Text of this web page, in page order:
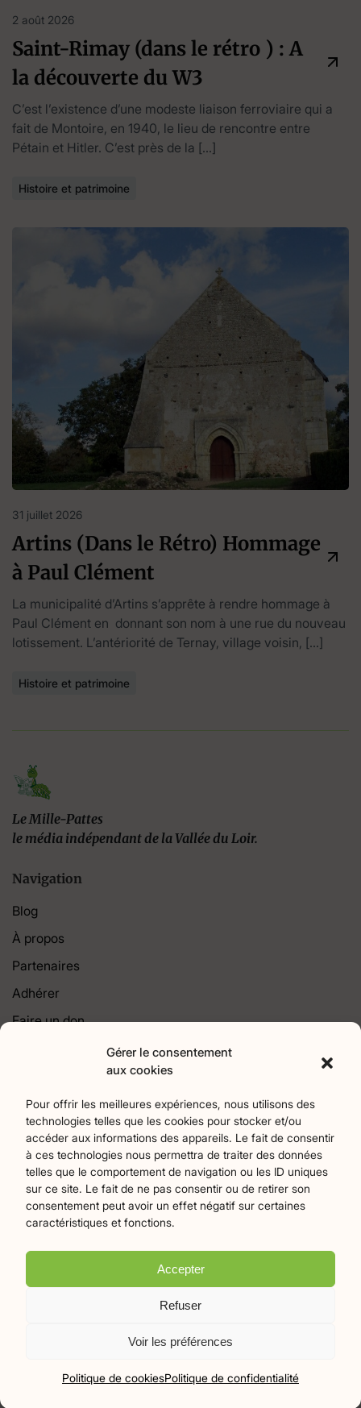
Gérer le consentement
aux cookies
Pour offrir les meilleures expériences, nous utilisons des
technologies telles que les cookies pour stocker et/ou
accéder aux informations des appareils. Le fait de consentir
à ces technologies nous permettra de traiter des données
telles que le comportement de navigation ou les ID uniques
sur ce site. Le fait de ne pas consentir ou de retirer son
consentement peut avoir un effet négatif sur certaines
caractéristiques et fonctions.
Accepter
Refuser
Voir les préférences
Politique de cookiesPolitique de confidentialité
2 août 2026
Saint-Rimay (dans le rétro ) : A
la découverte du W3
C’est l’existence d’une modeste liaison ferroviaire qui a
fait de Montoire, en 1940, le lieu de rencontre entre
Pétain et Hitler. C’est près de la […]
Histoire et patrimoine
31 juillet 2026
Artins (Dans le Rétro) Hommage
à Paul Clément
La municipalité d’Artins s’apprête à rendre hommage à
Paul Clément en donnant son nom à une rue du nouveau
lotissement. L’antériorité de Ternay, village voisin, […]
Histoire et patrimoine
Le Mille-Pattes
le média indépendant de la Vallée du Loir.
Navigation
Blog
À propos
Partenaires
Adhérer
Faire un don
Agriculture17 Art et culture256 Associations22
Bien-Etre 2 chronique7 Collectivités territoriales79
Commerces Divers Économie et emploi 61
Éducation94 Évènements371 Histoire et patrimoine174
La parole à nos lecteurs1 Nature et écologie75 Santé
sport27 Tourisme 19
Mentions légales
© 2026 Le Mille-Pattes - Tous droits réservés